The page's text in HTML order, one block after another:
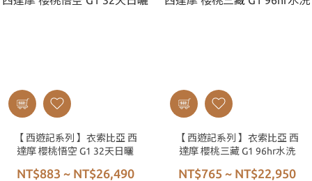
【 西遊記系列 】衣索比亞 西
達摩 櫻桃悟空 G1 32天日曬
NT$883 ~ NT$26,490
【 西遊記系列 】衣索比亞 西
達摩 櫻桃三藏 G1 96hr水洗
NT$765 ~ NT$22,950